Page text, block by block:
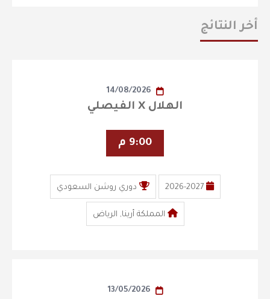
أخر النتائج
14/08/2026
الهلال X الفيصلي
9:00 م
2026-2027 دوري روشن السعودي
المملكة أرينا, الرياض
13/05/2026